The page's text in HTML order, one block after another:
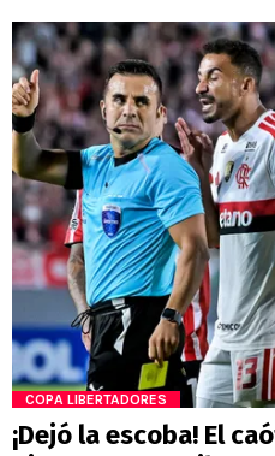
COPA LIBERTADORES
¡Dejó la escoba! El